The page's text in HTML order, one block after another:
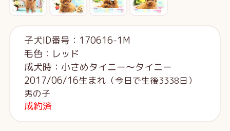
子犬ID番号：170616-1M
毛色：レッド
成犬時：小さめタイニー～タイニー
2017/06/16生まれ （今日で生後3338日）
男の子
成約済